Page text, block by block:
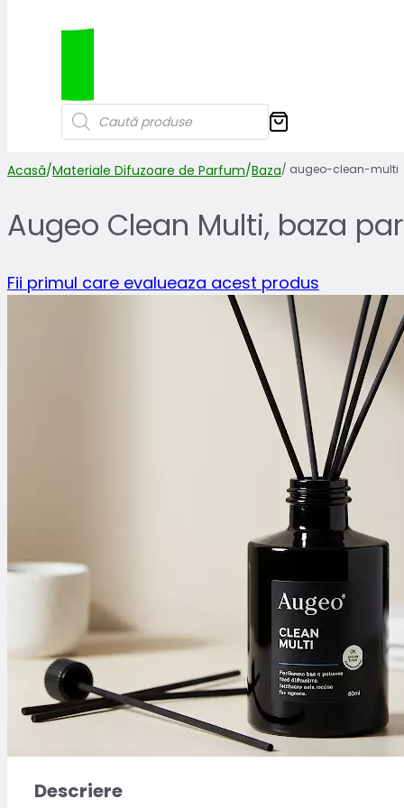
Products
search
Acasă/Materiale Difuzoare de Parfum/Baza/ augeo-clean-multi
Augeo Clean Multi, baza
Fii primul care evalueaza acest produs
Descriere